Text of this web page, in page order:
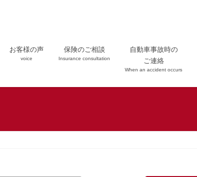
お客様の声
voice
保険のご相談
Insurance consultation
自動車事故時の
ご連絡
When an accident occurs